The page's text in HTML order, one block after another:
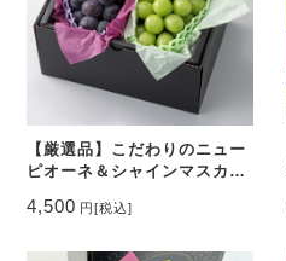
【厳選品】こだわりのニュー
ピオーネ＆シャインマスカッ
1.0kg・約1.2kg）お中元,贈
4,500 円[税込]